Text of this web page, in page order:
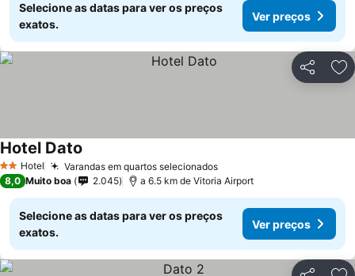
Selecione as datas para ver os preços
exatos.
Ver preços
Partilhar
2 Estrelas
Hotel Varandas em quartos selecionadosVer preços
Hotel Dato
8,0 Muito boa 2.045 a 6.5 km de Vitoria Airport
Selecione as datas para ver os preços
exatos.
Ver preços